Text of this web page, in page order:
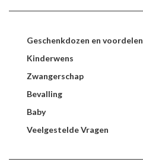
Geschenkdozen en voordelen
Kinderwens
Zwangerschap
Bevalling
Baby
Veelgestelde Vragen